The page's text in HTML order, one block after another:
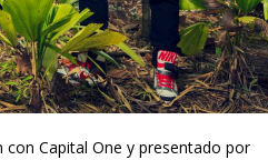
Capital One y presentado por